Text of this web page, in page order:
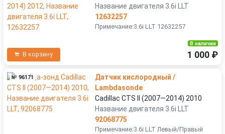
Название двигателя 3.6i LLT
12632257
Примечание:3.6i LLT 12632257
В корзину
В наличии
1 000 ₽
№ 96171
Датчик кислородный /
Lambdasonde
Cadillac CTS II (2007—2014) 2010
Название двигателя 3.6i LLT
92068775
Примечание:3.6i LLT Левый/Правый